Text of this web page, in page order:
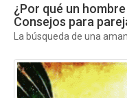
¿Por qué un
Consejos para
La búsqueda de una